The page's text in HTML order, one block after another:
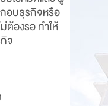
อบธุรกิจหรือ
ต้องรอ ทำให้
จ